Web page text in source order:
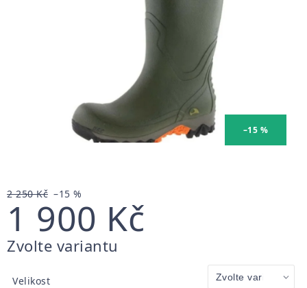
–15 %
2 250 Kč –15 %
1 900 Kč
Měrná
Zvolte variantu
Velikost